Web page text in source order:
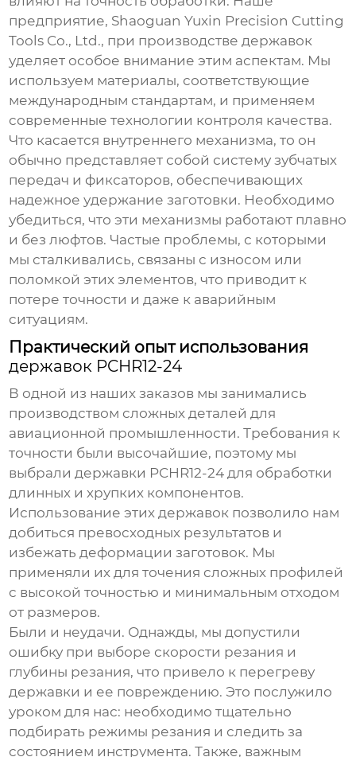
предприятие, Shaoguan Yuxin Precision Cutting
Tools Co., Ltd., при производстведержавок
уделяет особое внимание этим аспектам. Мы
используем материалы, соответствующие
международным стандартам, и применяем
современные технологии контроля качества.
Что касается внутреннего механизма, то он
обычно представляет собой систему зубчатых
передач и фиксаторов, обеспечивающих
надежное удержание заготовки. Необходимо
убедиться, что эти механизмы работают плавно
и без люфтов. Частые проблемы, с которыми
мы сталкивались, связаны с износом или
поломкой этих элементов, что приводит к
потере точности и даже к аварийным
ситуациям.
Практический опыт использования
державок PCHR12-24
В одной из наших заказов мы занимались
производством сложных деталей для
авиационной промышленности. Требования к
точности были высочайшие, поэтому мы
выбралидержавки PCHR12-24 для обработки
длинных и хрупких компонентов.
Использование этих державок позволило нам
добиться превосходных результатов и
избежать деформации заготовок. Мы
применяли их для точения сложных профилей
с высокой точностью и минимальным отходом
от размеров.
Были и неудачи. Однажды, мы допустили
ошибку при выборе скорости резания и
глубины резания, что привело к перегреву
державки и ее повреждению. Это послужило
уроком для нас: необходимо тщательно
подбирать режимы резания и следить за
состоянием инструмента. Также, важным